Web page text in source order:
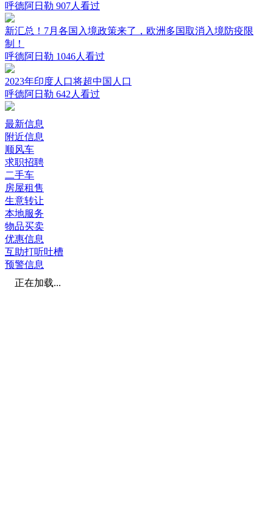
呼德阿日勒 907人看过
新汇总！7月各国入境政策来了，欧洲多国取消入境防疫限
制！
呼德阿日勒 1046人看过
2023年印度人口将超中国人口
呼德阿日勒 642人看过
最新信息
附近信息
顺风车
求职招聘
二手车
房屋租售
生意转让
本地服务
物品买卖
优惠信息
互助打听吐槽
预警信息
正在加载...